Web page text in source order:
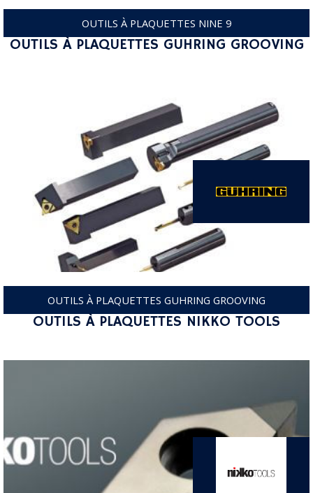
OUTILS À PLAQUETTES NINE 9
OUTILS À PLAQUETTES GUHRING GROOVING
OUTILS À PLAQUETTES GUHRING GROOVING
OUTILS À PLAQUETTES NIKKO TOOLS